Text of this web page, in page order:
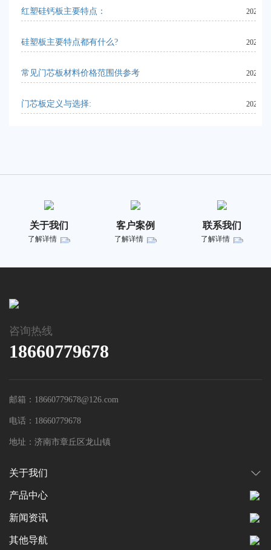
红塑硅钙板主要特点： 2023-
硅塑板主要特点都有什么? 2023-
常见门芯板材料价格范围供参考 2024-
门芯板定义与选择: 2023-
关于我们
了解详情
客户案例
了解详情
联系我们
了解详情
关于我们
产品中心
新闻资讯
其他导航
咨询热线
18660779678
邮箱：18660779678@126.com
电话：18660779678
地址：济南市章丘区龙山镇